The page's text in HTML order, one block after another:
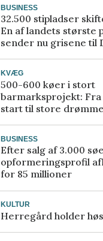
BUSINESS
32.500 stipladser
En af landets største
sender nu grisene til
KVÆG
500-600 køer i stort
barmarksprojekt: Fra
start til store drømme
BUSINESS
Efter salg af 3.000
opformeringsprofil
for 85 millioner
KULTUR
Herregård holder